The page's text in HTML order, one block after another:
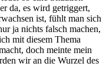
da, es wird getriggert,
ist, fühlt man sich
ja nichts falsch machen,
mit diesem Thema
doch meinte mein
wir an die Wurzel des